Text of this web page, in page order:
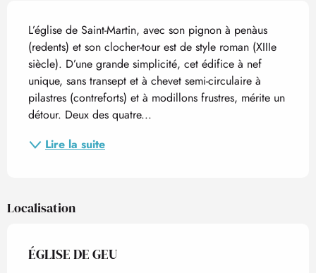
Description
L’église de Saint-Martin, avec son pignon à penàus
(redents) et son clocher-tour est de style roman (XIIIe
siècle). D’une grande simplicité, cet édifice à nef
unique, sans transept et à chevet semi-circulaire à
pilastres (contreforts) et à modillons frustres, mérite un
détour. Deux des quatre...
Lire la suite
Localisation
ÉGLISE DE GEU